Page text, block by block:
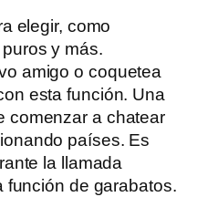
elegir, como
y más.
amigo o coquetea
esta función. Una
comenzar a chatear
países. Es
la llamada
función de garabatos.